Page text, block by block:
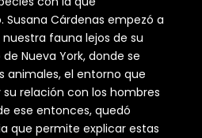
Cárdenas empezó a
fauna lejos de su
Nueva York, donde se
animales, el entorno que
relación con los hombres
ese entonces, quedó
que permite explicar estas